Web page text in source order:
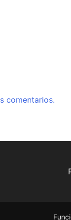
comentarios.